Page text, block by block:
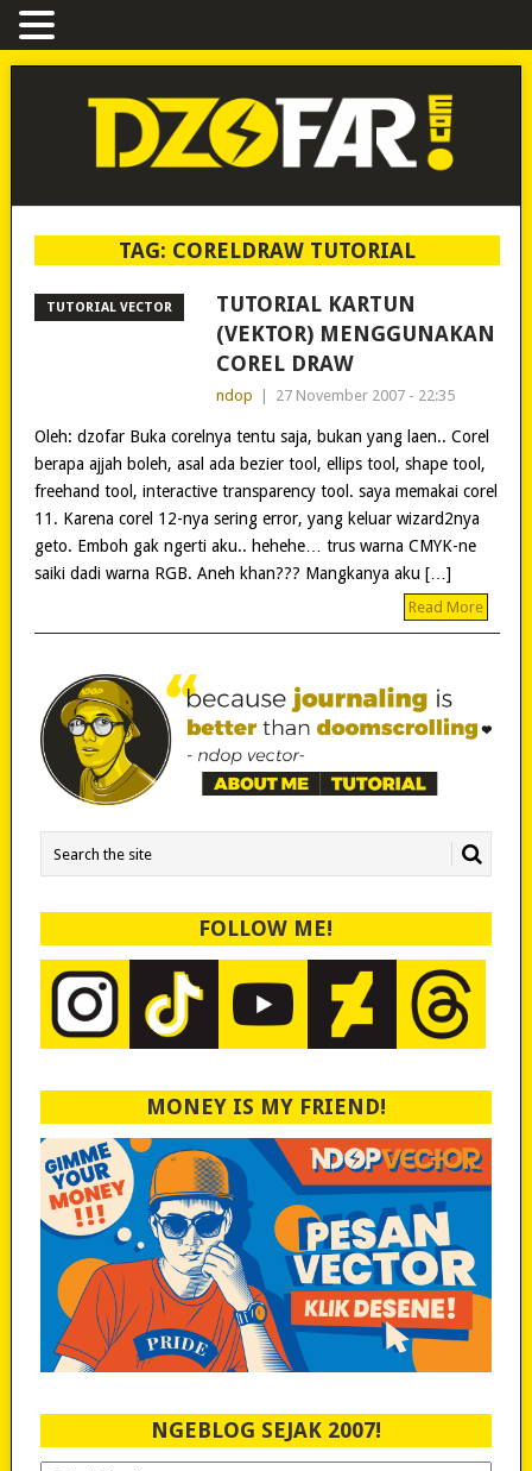
TAG: CORELDRAW TUTORIAL
TUTORIAL VECTOR
TUTORIAL KARTUN
(VEKTOR) MENGGUNAKAN
COREL DRAW
ndop 27 November 2007 - 22:35
Oleh: dzofar Buka corelnya tentu saja, bukan yang laen.. Corel
berapa ajjah boleh, asal ada bezier tool, ellips tool, shape tool,
freehand tool, interactive transparency tool. saya memakai corel
11. Karena corel 12-nya sering error, yang keluar wizard2nya
geto. Emboh gak ngerti aku.. hehehe… trus warna CMYK-ne
saiki dadi warna RGB. Aneh khan??? Mangkanya aku […]
Read More
FOLLOW ME!
MONEY IS MY FRIEND!
NGEBLOG SEJAK 2007!